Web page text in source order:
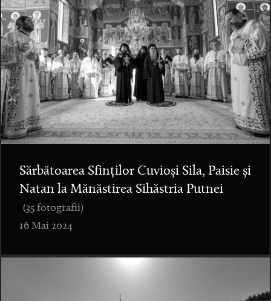
Sărbătoarea Sfinților Cuvioși Sila, Paisie și
Natan la Mănăstirea Sihăstria Putnei
(35 fotografii)
16 Mai 2024